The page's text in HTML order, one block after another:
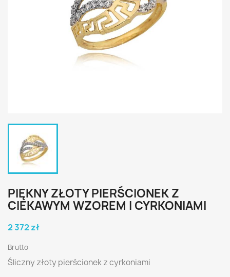
PIĘKNY ZŁOTY PIERŚCIONEK Z
CIEKAWYM WZOREM I CYRKONIAMI
2 372 zł
Brutto
Śliczny złoty pierścionek z cyrkoniami